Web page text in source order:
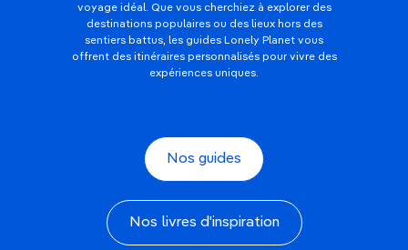
voyage idéal. Que vous cherchiez à explorer des
destinations populaires ou des lieux hors des
sentiers battus, les guides Lonely Planet vous
offrent des itinéraires personnalisés pour vivre des
expériences uniques.
Nos guides
Nos livres d'inspiration